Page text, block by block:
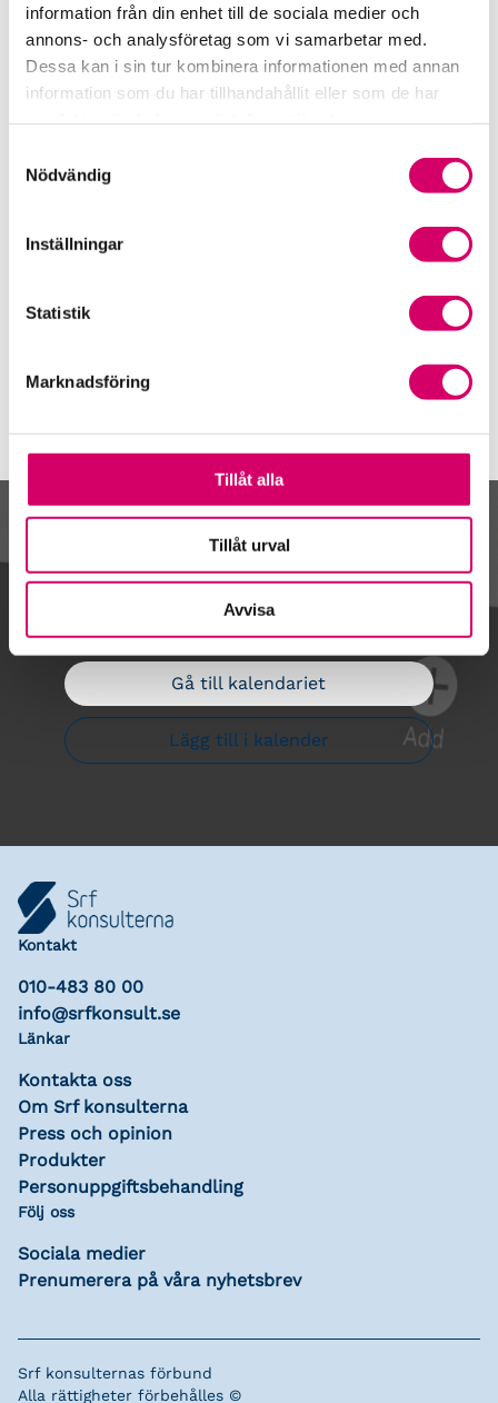
information från din enhet till de sociala medier och
annons- och analysföretag som vi samarbetar med.
Dessa kan i sin tur kombinera informationen med annan
information som du har tillhandahållit eller som de har
Nödvändig
Inställningar
Statistik
Marknadsföring
Tillåt alla
Tillåt urval
Avvisa
Kalendarium
Viktiga branschfrågor
Karriär för redovisningskonsulter
Gå till kalendariet
Lägg till i kalender
Kontakt
010-483 80 00
info@srfkonsult.se
Länkar
Kontakta oss
Om Srf konsulterna
Press och opinion
Produkter
Personuppgiftsbehandling
Följ oss
Sociala medier
Prenumerera på våra nyhetsbrev
Srf konsulternas förbund
Alla rättigheter förbehålles ©